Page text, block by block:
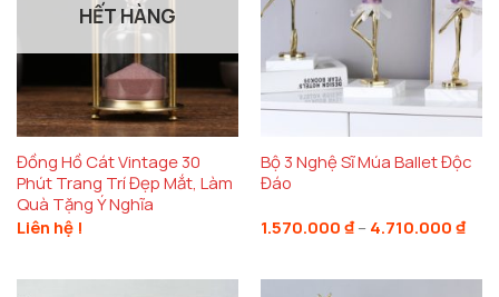
HẾT HÀNG
Đồng Hồ Cát Vintage 30
Phút Trang Trí Đẹp Mắt, Làm
Quà Tặng Ý Nghĩa
Liên hệ !
Bộ 3 Nghệ Sĩ Múa Ballet Độc
Đáo
1.570.000 ₫ – 4.710.000 ₫
giá: